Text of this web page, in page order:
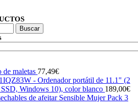
Buscar
maletas 77,49€
- Ordenador portátil de 11.1" (2
Windows 10), color blanco 189,00€
de afeitar Sensible Mujer Pack 3